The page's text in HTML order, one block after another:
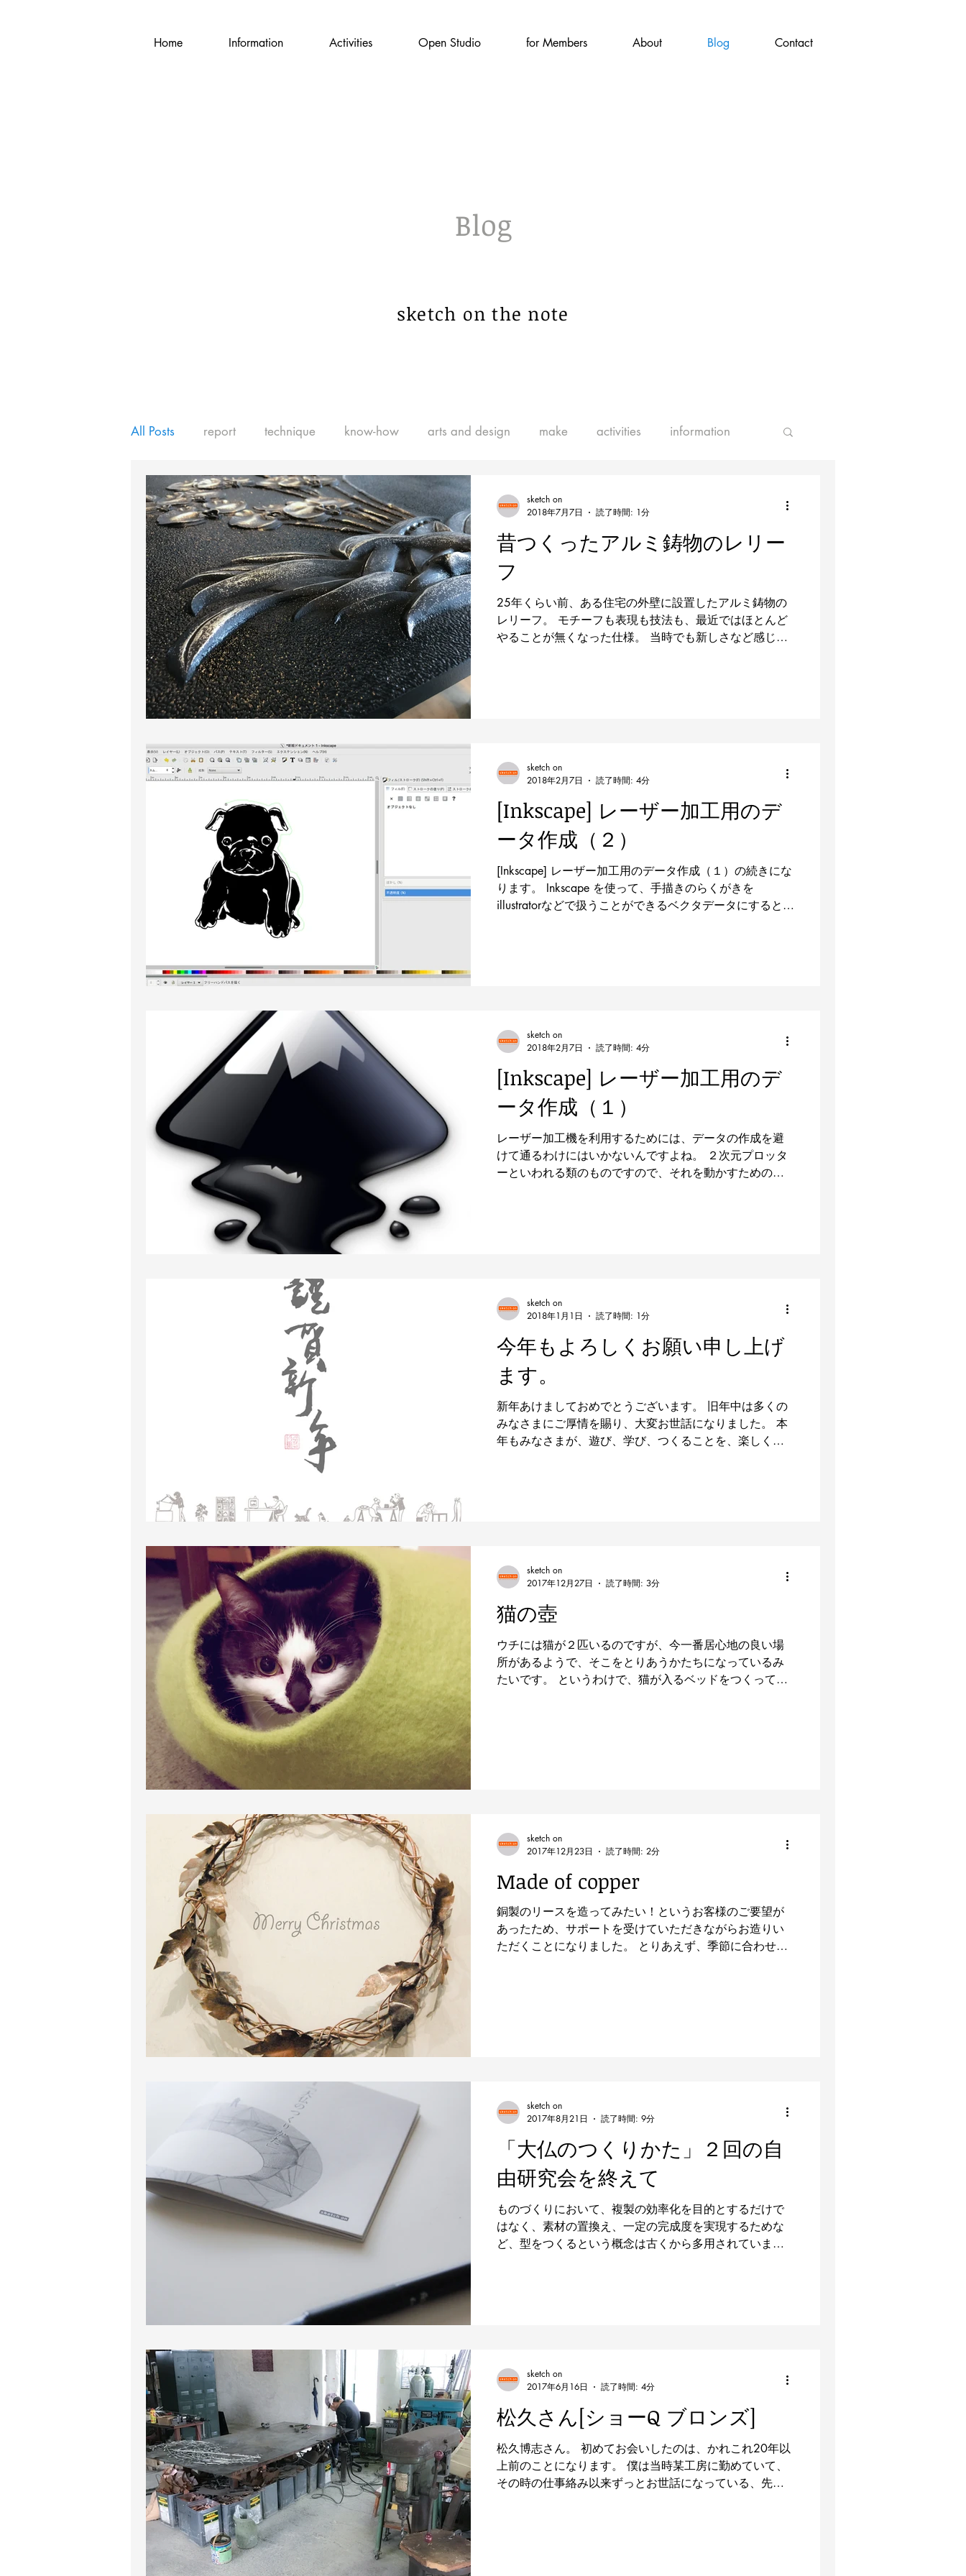
Blog
sketch on the note
All Posts report technique know-how arts and design make activities information
昔つくったアルミ鋳物のレリー
フ
25年くらい前、ある住宅の外壁に設置したアルミ鋳物の
レリーフ。 モチーフも表現も技法も、最近ではほとんど
やることが無くなった仕様。 当時でも新しさなど感じな
sketch on
2018年7月7日
読了時間: 1分
[Inkscape] レーザー加工用のデ
ータ作成（２）
[Inkscape] レーザー加工用のデータ作成（１）の続きにな
ります。 Inkscape を使って、手描きのらくがきを
illustratorなどで扱うことができるベクタデータにするとこ
sketch on
2018年2月7日
読了時間: 4分
[Inkscape] レーザー加工用のデ
ータ作成（１）
レーザー加工機を利用するためには、データの作成を避
けて通るわけにはいかないんですよね。 ２次元プロッタ
ーといわれる類のものですので、それを動かすための図
sketch on
2018年2月7日
読了時間: 4分
今年もよろしくお願い申し上げ
ます。
新年あけましておめでとうございます。 旧年中は多くの
みなさまにご厚情を賜り、大変お世話になりました。 本
年もみなさまが、遊び、学び、つくることを、楽しく安
sketch on
2018年1月1日
読了時間: 1分
猫の壺
ウチには猫が２匹いるのですが、今一番居心地の良い場
所があるようで、そこをとりあうかたちになっているみ
たいです。 というわけで、猫が入るベッドをつくってみ
sketch on
2017年12月27日
読了時間: 3分
Made of copper
銅製のリースを造ってみたい！というお客様のご要望が
あったため、サポートを受けていただきながらお造りい
ただくことになりました。 とりあえず、季節に合わせた
sketch on
2017年12月23日
読了時間: 2分
「大仏のつくりかた」２回の自
由研究会を終えて
ものづくりにおいて、複製の効率化を目的とするだけで
はなく、素材の置換え、一定の完成度を実現するためな
ど、型をつくるという概念は古くから多用されていま
sketch on
2017年8月21日
読了時間: 9分
松久さん[ショーQ ブロンズ]
松久博志さん。 初めてお会いしたのは、かれこれ20年以
上前のことになります。 僕は当時某工房に勤めていて、
その時の仕事絡み以来ずっとお世話になっている、先生
sketch on
2017年6月16日
読了時間: 4分
Home Information Activities Open Studio for Members About Blog Contact